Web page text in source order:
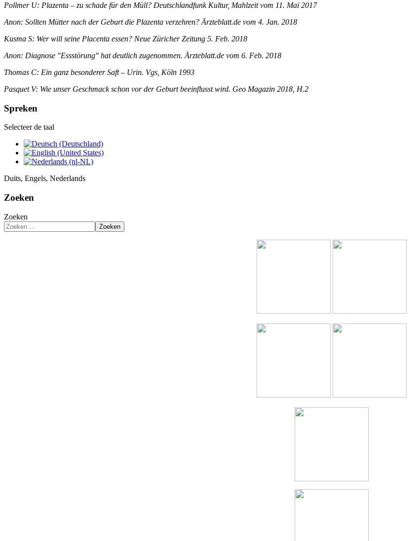
Pollmer U: Plazenta – zu schade für den Müll? Deutschlandfunk Kultur, Mahlzeit vom 11. Mai 2017
Anon: Sollten Mütter nach der Geburt die Plazenta verzehren? Ärzteblatt.de vom 4. Jan. 2018
Kusma S: Wer will seine Placenta essen? Neue Züricher Zeitung 5. Feb. 2018
Anon: Diagnose "Essstörung" hat deutlich zugenommen. Ärzteblatt.de vom 6. Feb. 2018
Thomas C: Ein ganz besonderer Saft – Urin. Vgs, Köln 1993
Pasquet V: Wie unser Geschmack schon vor der Geburt beeinflusst wird. Geo Magazin 2018, H.2
Spreken
Selecteer de taal
Duits, Engels, Nederlands
Zoeken
Zoeken
Zoeken